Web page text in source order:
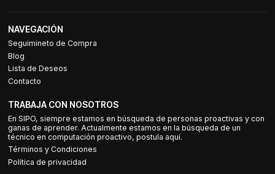
NAVEGACIÓN
Seguimineto de Compra
Blog
Lista de Deseos
Contacto
TRABAJA CON NOSOTROS
En SIPO, siempre estamos en búsqueda de personas proactivas y con
ganas de aprender. Actualmente estamos en la búsqueda de un
técnico en computación proactivo, postula aquí.
Términos y Condiciones
Política de privacidad